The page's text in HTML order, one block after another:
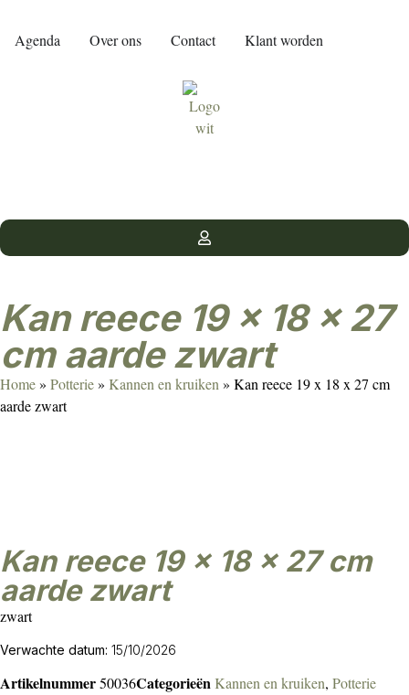
Agenda Over ons Contact Klant worden
Kan reece 19 x 18 x 27
cm aarde zwart
Home» Potterie» Kannen en kruiken » Kan reece 19 x 18 x 27 cm
aarde zwart
Kan reece 19 x 18 x 27 cm
aarde zwart
zwart
Verwachte datum: 15/10/2026
Artikelnummer50036CategorieënKannen en kruiken, Potterie